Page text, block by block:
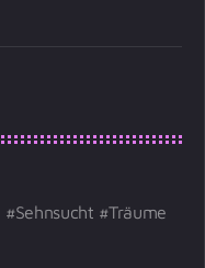
Sehnsucht
Träume